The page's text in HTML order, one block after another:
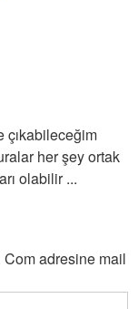
çıkabileceğim
her şey ortak
olabilir ...
adresine mail